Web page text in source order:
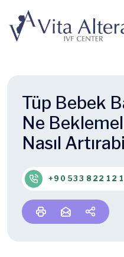
Tüp Bebek
Ne Beklemeli
Nasıl
+90 533 822 12